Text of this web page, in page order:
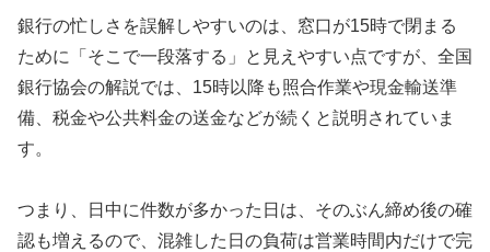
銀行の忙しさを誤解しやすいのは、窓口が15時で閉まる
ために「そこで一段落する」と見えやすい点ですが、全国
銀行協会の解説では、15時以降も照合作業や現金輸送準
備、税金や公共料金の送金などが続くと説明されていま
す。
つまり、日中に件数が多かった日は、そのぶん締め後の確
認も増えるので、混雑した日の負荷は営業時間内だけで完